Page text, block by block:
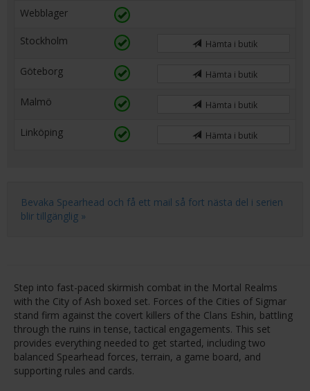
Webblager
Stockholm Hämta i butik
Göteborg Hämta i butik
Malmö Hämta i butik
Linköping Hämta i butik
Bevaka Spearhead och få ett mail så fort nästa del i serien
blir tillgänglig »
Step into fast-paced skirmish combat in the Mortal Realms
with the City of Ash boxed set. Forces of the Cities of Sigmar
stand firm against the covert killers of the Clans Eshin, battling
through the ruins in tense, tactical engagements. This set
provides everything needed to get started, including two
balanced Spearhead forces, terrain, a game board, and
supporting rules and cards.